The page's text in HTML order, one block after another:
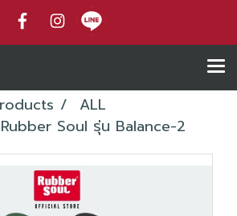
ALL
Rubber Soul รุ่น Balance-2